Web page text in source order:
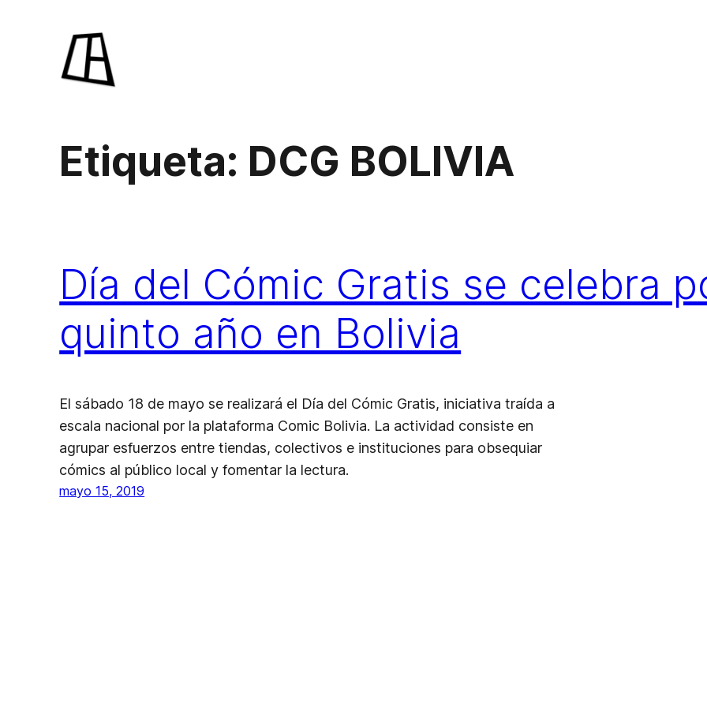
contenido
Etiqueta: DCG BOLIVIA
Día del Cómic Gratis se celebra
quinto año en Bolivia
El sábado 18 de mayo se realizará el Día del Cómic Gratis, iniciativa traída a
escala nacional por la plataforma Comic Bolivia. La actividad consiste en
agrupar esfuerzos entre tiendas, colectivos e instituciones para obsequiar
cómics al público local y fomentar la lectura.
mayo 15, 2019